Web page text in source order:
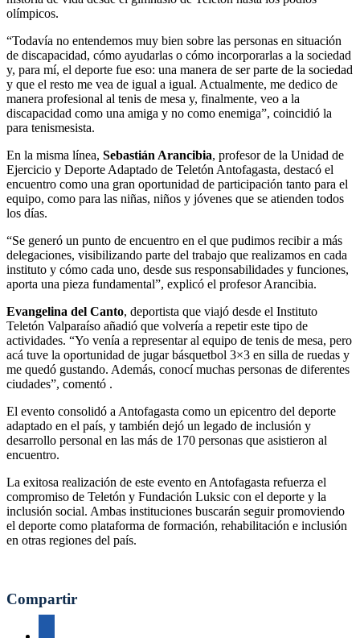
olímpicos.
“Todavía no entendemos muy bien sobre las personas en situación
de discapacidad, cómo ayudarlas o cómo incorporarlas a la sociedad
y, para mí, el deporte fue eso: una manera de ser parte de la sociedad
y que el resto me vea de igual a igual. Actualmente, me dedico de
manera profesional al tenis de mesa y, finalmente, veo a la
discapacidad como una amiga y no como enemiga”, coincidió la
para tenismesista.
En la misma línea, Sebastián Arancibia, profesor de la Unidad de
Ejercicio y Deporte Adaptado de Teletón Antofagasta, destacó el
encuentro como una gran oportunidad de participación tanto para el
equipo, como para las niñas, niños y jóvenes que se atienden todos
los días.
“Se generó un punto de encuentro en el que pudimos recibir a más
delegaciones, visibilizando parte del trabajo que realizamos en cada
instituto y cómo cada uno, desde sus responsabilidades y funciones,
aporta una pieza fundamental”, explicó el profesor Arancibia.
Evangelina del Canto, deportista que viajó desde el Instituto
Teletón Valparaíso añadió que volvería a repetir este tipo de
actividades. “Yo venía a representar al equipo de tenis de mesa, pero
acá tuve la oportunidad de jugar básquetbol 3×3 en silla de ruedas y
me quedó gustando. Además, conocí muchas personas de diferentes
ciudades”, comentó .
El evento consolidó a Antofagasta como un epicentro del deporte
adaptado en el país, y también dejó un legado de inclusión y
desarrollo personal en las más de 170 personas que asistieron al
encuentro.
La exitosa realización de este evento en Antofagasta refuerza el
compromiso de Teletón y Fundación Luksic con el deporte y la
inclusión social. Ambas instituciones buscarán seguir promoviendo
el deporte como plataforma de formación, rehabilitación e inclusión
en otras regiones del país.
Compartir